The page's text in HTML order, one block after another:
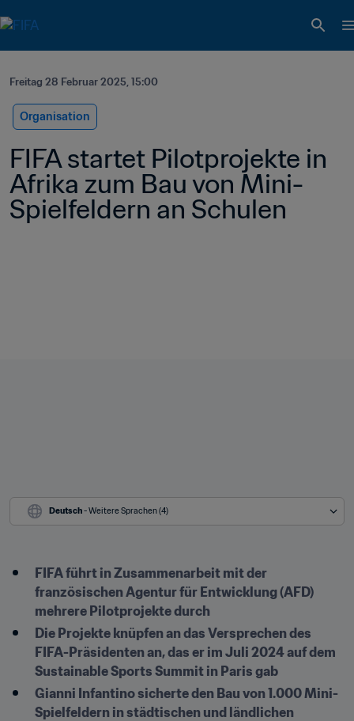
Freitag 28 Februar 2025, 15:00
Organisation
FIFA startet Pilotprojekte in
Afrika zum Bau von Mini-
Spielfeldern an Schulen
Deutsch - Weitere Sprachen (4)
FIFA führt in Zusammenarbeit mit der
französischen Agentur für Entwicklung (AFD)
mehrere Pilotprojekte durch
Die Projekte knüpfen an das Versprechen des
FIFA-Präsidenten an, das er im Juli 2024 auf dem
Sustainable Sports Summit in Paris gab
Gianni Infantino sicherte den Bau von 1.000 Mini-
Spielfeldern in städtischen und ländlichen